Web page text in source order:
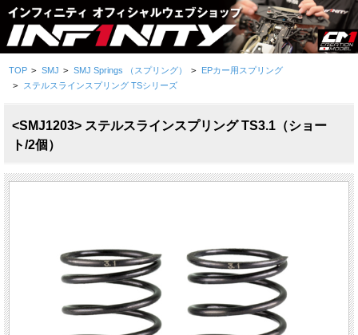
TOP > SMJ > SMJ Springs （スプリング） > EPカー用スプリング
> ステルスラインスプリング TSシリーズ
<SMJ1203> ステルスラインスプリング TS3.1（ショー
ト/2個）